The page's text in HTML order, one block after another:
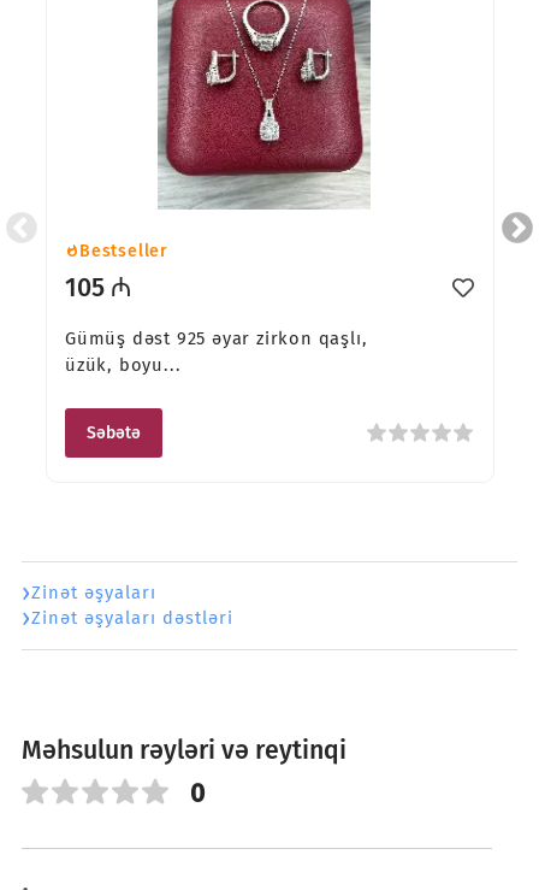
Bestseller
105 ₼
Gümüş dəst 925 əyar zirkon qaşlı,
üzük, boyu...
Səbətə
Zinət əşyaları
Zinət əşyaları dəstləri
Məhsulun rəyləri və reytinqi
0